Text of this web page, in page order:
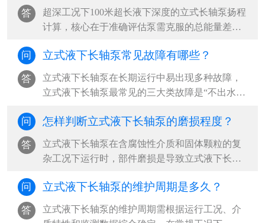
答
超深工况下100米超长液下深度的立式长轴泵扬程
计算，核心在于准确评估泵需克服的总能量差，
问 立式液下长轴泵常见故障有哪些？
答
立式液下长轴泵在长期运行中易出现多种故障，‌
立式液下长轴泵最常见的三大类故障是“不出水或
动”，其中以吸入侧问题、轴系不稳定和电气系统
故障为根本诱因，占现场故障案例的80%以上‌。
问 怎样判断立式液下长轴泵的磨损程度？
答
​立式液下长轴泵在含腐蚀性介质和固体颗粒的复
杂工况下运行时，部件磨损是导致立式液下长轴
断方法是“运行参数监测+定期拆检+无损检测”三
结合，其中压力下降超过20%、振动加剧和目视
表面损伤是立式液下长轴泵最直接的磨损信号‌。
问 立式液下长轴泵的维护周期是多久？
答
立式液下长轴泵的维护周期需根据运行工况、介